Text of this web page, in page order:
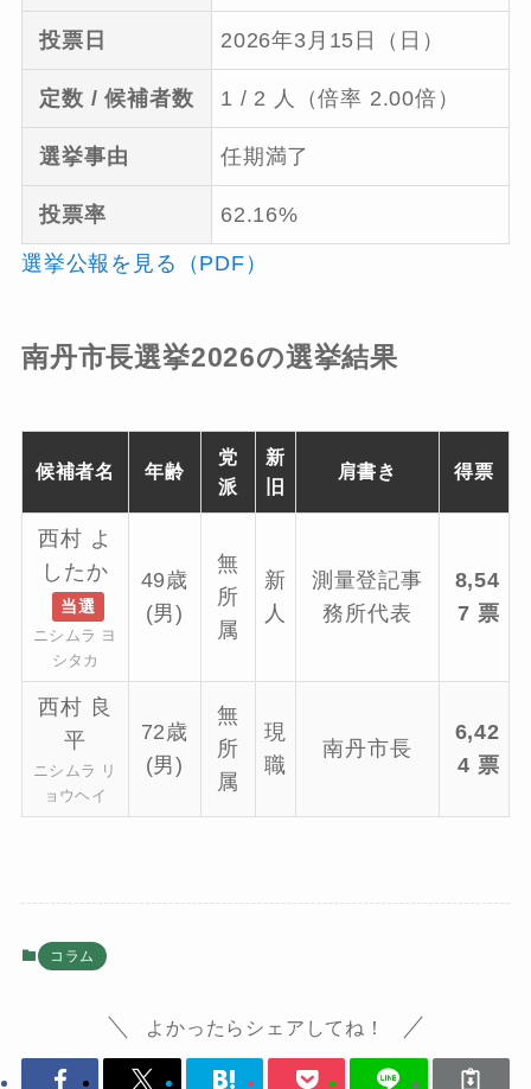
投票日 2026年3月15日（日）
定数 / 候補者数 1 / 2 人（倍率 2.00倍）
選挙事由 任期満了
投票率 62.16%
選挙公報を見る（PDF）
南丹市長選挙2026の選挙結果
候補者名 年齢
党
派
新
旧
肩書き 得票
西村 よ
したか
当選
ニシムラ ヨ
シタカ
49歳
(男)
無
所
属
新
人
測量登記事
務所代表
8,54
7 票
西村 良
平
ニシムラ リ
ョウヘイ
72歳
(男)
無
所
属
現
職
南丹市長
6,42
4 票
コラム
よかったらシェアしてね！